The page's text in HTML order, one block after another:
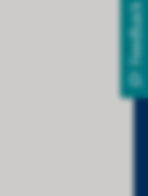
Feedback